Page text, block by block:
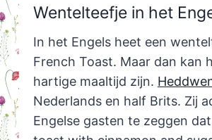
Wentelteefje in het
In het Engels heet een
French Toast. Maar dan kan
hartige maaltijd zijn.
Nederlands en half Brits. Zij
Engelse gasten te zeggen